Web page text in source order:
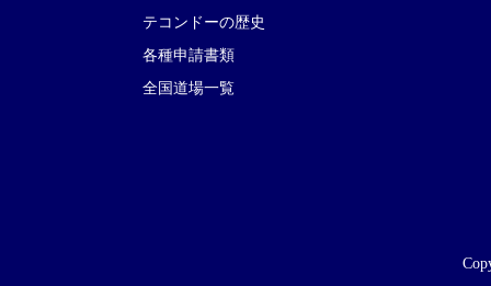
テコンドーの歴史
各種申請書類
全国道場一覧